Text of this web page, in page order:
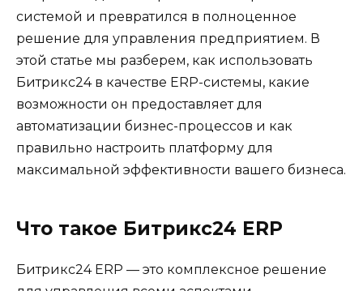
системой и превратился в полноценное
решение для управления предприятием. В
этой статье мы разберем, как использовать
Битрикс24 в качестве ERP-системы, какие
возможности он предоставляет для
автоматизации бизнес-процессов и как
правильно настроить платформу для
максимальной эффективности вашего бизнеса.
Что такое Битрикс24 ERP
Битрикс24 ERP — это комплексное решение